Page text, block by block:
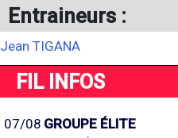
Entraineurs :
Jean TIGANA
FIL INFOS
07/08 GROUPE ÉLITE